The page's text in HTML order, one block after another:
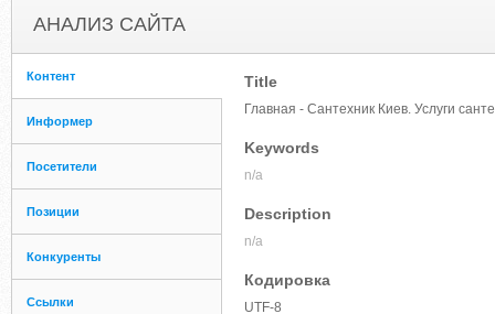
АНАЛИЗ САЙТА
Контент
Информер
Посетители
Позиции
Конкуренты
Ссылки
Title
Главная - Сантехник Киев. Услуги
Keywords
n/a
Description
n/a
Кодировка
UTF-8